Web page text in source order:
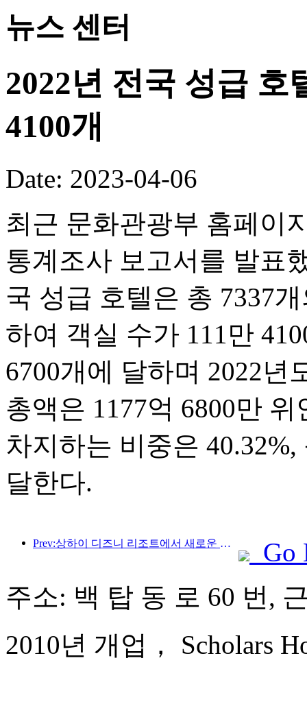
뉴스 센터
2022년 전국 성급 호
4100개
Date: 2023-04-06
최근 문화관광부 홈페이
통계조사 보고서를 발표
국 성급 호텔은 총 7337
하여 객실 수가 111만
6700개에 달하며 2022년
총액은 1177억 6800만
차지하는 비중은
달한다.
Prev:상하이 디즈니 리조트에서 새로운 시리즈 테마 이벤트
Go
주소: 백 탑 동 로 60 번,
2010년 개업， Scholars